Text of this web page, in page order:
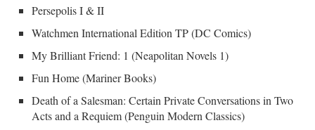
Persepolis I & II
Watchmen International Edition TP (DC Comics)
My Brilliant Friend: 1 (Neapolitan Novels 1)
Fun Home (Mariner Books)
Death of a Salesman: Certain Private Conversations in Two
Acts and a Requiem (Penguin Modern Classics)